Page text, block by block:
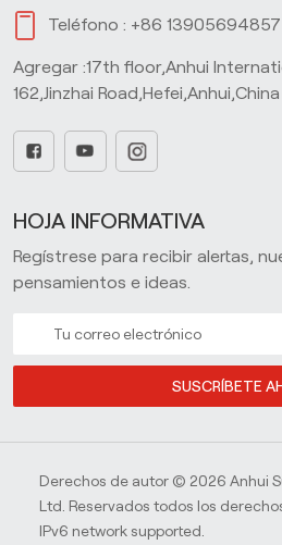
Teléfono : +86 13905694857
Agregar :17th floor,Anhui
162,Jinzhai Road,Hefei,Anhui,China
HOJA INFORMATIVA
Regístrese para recibir alertas,
pensamientos e ideas.
SUSCRÍBETE
Derechos de autor © 2026 Anhui
Ltd. Reservados todos los
IPv6 network supported.